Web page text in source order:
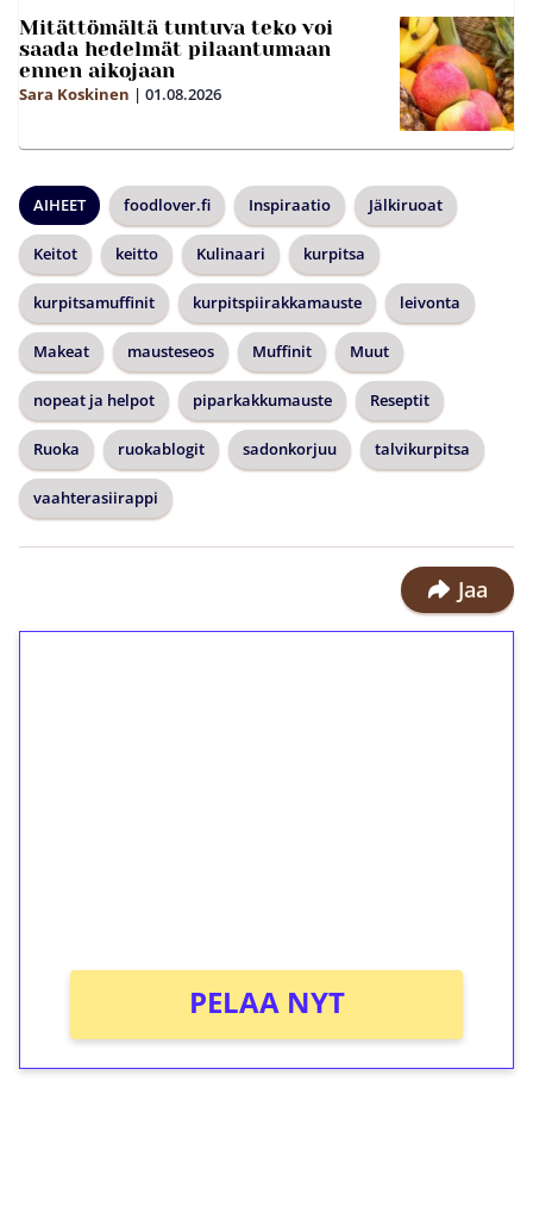
Mitättömältä tuntuva teko voi
saada hedelmät pilaantumaan
ennen aikojaan
Sara Koskinen | 01.08.2026
AIHEET foodlover.fi Inspiraatio Jälkiruoat
Keitot keitto Kulinaari kurpitsa
kurpitsamuffinit kurpitspiirakkamauste leivonta
Makeat mausteseos Muffinit Muut
nopeat ja helpot piparkakkumauste Reseptit
Ruoka ruokablogit sadonkorjuu talvikurpitsa
vaahterasiirappi
Jaa
PELAA NYT